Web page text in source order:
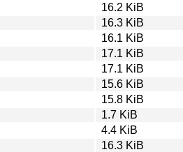
16.2 KiB
16.3 KiB
16.1 KiB
17.1 KiB
17.1 KiB
15.6 KiB
15.8 KiB
1.7 KiB
4.4 KiB
16.3 KiB